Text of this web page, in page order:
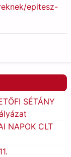
epitesz-
SÉTÁNY
NAPOK CLT